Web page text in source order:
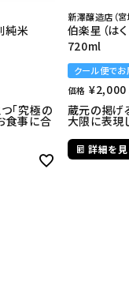
純米
「究極の
食事に合
新澤醸造店（宮
伯楽星（は
720ml
クール便でお
価格 ¥2,000
蔵元の掲げ
大限に表現
詳細を